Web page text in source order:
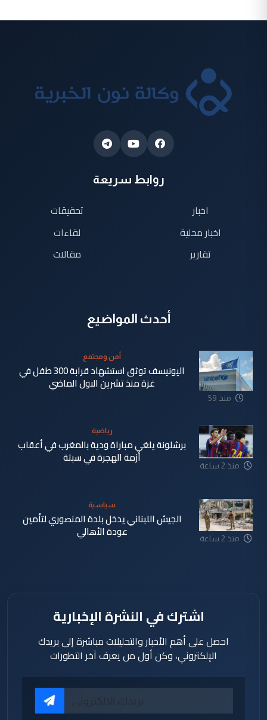
روابط سريعة
اخبار
اخبار محلية
تقارير
تحقيقات
لقاءات
مقالات
أحدث المواضيع
منذ 59
أمن ومجتمع
اليونيسف توثق استشهاد قرابة 300 طفل في
غزة منذ تشرين الاول الماضي
منذ 2 ساعة
رياضية
برشلونة يلغي مباراة ودية بالمغرب في أعقاب
أزمة الهجرة في سبتة
منذ 2 ساعة
سياسية
الجيش اللبناني يدخل بلدة المنصوري لتأمين
عودة الأهالي
اشترك في النشرة الإخبارية
احصل على أهم الأخبار والتحليلات مباشرة إلى بريدك
الإلكتروني، وكن أول من يعرف آخر التطورات